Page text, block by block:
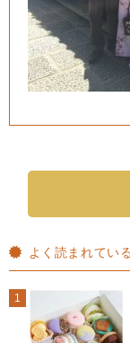
よく読まれてい
1